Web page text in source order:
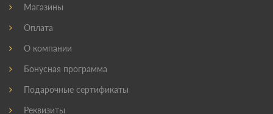
Магазины
Оплата
О компании
Бонусная программа
Подарочные сертификаты
Реквизиты